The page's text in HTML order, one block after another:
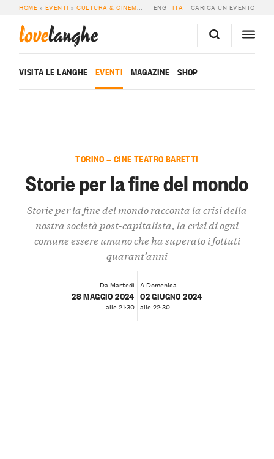
HOME » EVENTI »CULTURA & CINEMA » STORIE PER LA FINE DEL MONDO
ENG ITA CARICA UN EVENTO
lovelanghe
VISITA LE LANGHE EVENTI MAGAZINE SHOP
TORINO — CINE TEATRO BARETTI
Storie per la fine del mondo
Storie per la fine del mondo racconta la crisi della
nostra società post-capitalista, la crisi di ogni
comune essere umano che ha superato i fottuti
quarant’anni
Da Martedì
28 MAGGIO 2024
alle 21:30
A Domenica
02 GIUGNO 2024
alle 22:30